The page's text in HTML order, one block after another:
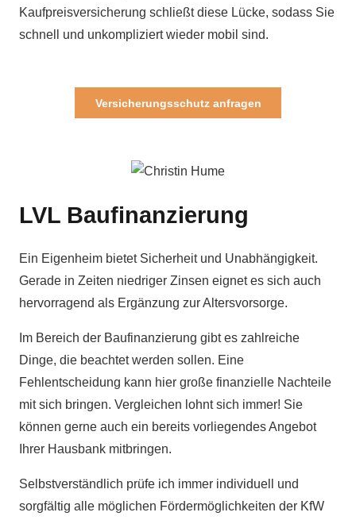
Kaufpreisversicherung schließt diese Lücke, sodass Sie
schnell und unkompliziert wieder mobil sind.
Versicherungsschutz anfragen
LVL Baufinanzierung
Ein Eigenheim bietet Sicherheit und Unabhängigkeit.
Gerade in Zeiten niedriger Zinsen eignet es sich auch
hervorragend als Ergänzung zur Altersvorsorge.
Im Bereich der Baufinanzierung gibt es zahlreiche
Dinge, die beachtet werden sollen. Eine
Fehlentscheidung kann hier große finanzielle Nachteile
mit sich bringen. Vergleichen lohnt sich immer! Sie
können gerne auch ein bereits vorliegendes Angebot
Ihrer Hausbank mitbringen.
Selbstverständlich prüfe ich immer individuell und
sorgfältig alle möglichen Fördermöglichkeiten der KfW